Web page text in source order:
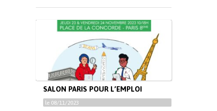
SALON PARIS POUR L’EMPLOI
le 08/11/2023